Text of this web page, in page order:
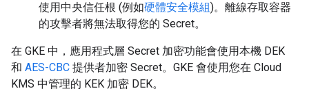
使用中央信任根 (例如硬體安全模組)。離線存取容器
的攻擊者將無法取得您的 Secret。
在 GKE 中，應用程式層 Secret 加密功能會使用本機 DEK
和 AES-CBC 提供者加密 Secret。GKE 會使用您在 Cloud
KMS 中管理的 KEK 加密 DEK。